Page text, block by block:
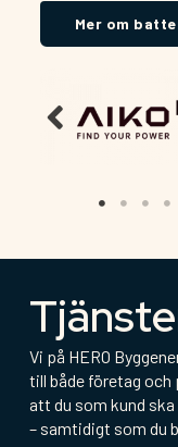
Mer om
Vi på HERO
till både företag
att du som kund
– samtidigt som du